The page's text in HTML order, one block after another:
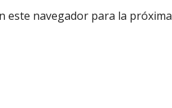
este navegador para la próxima